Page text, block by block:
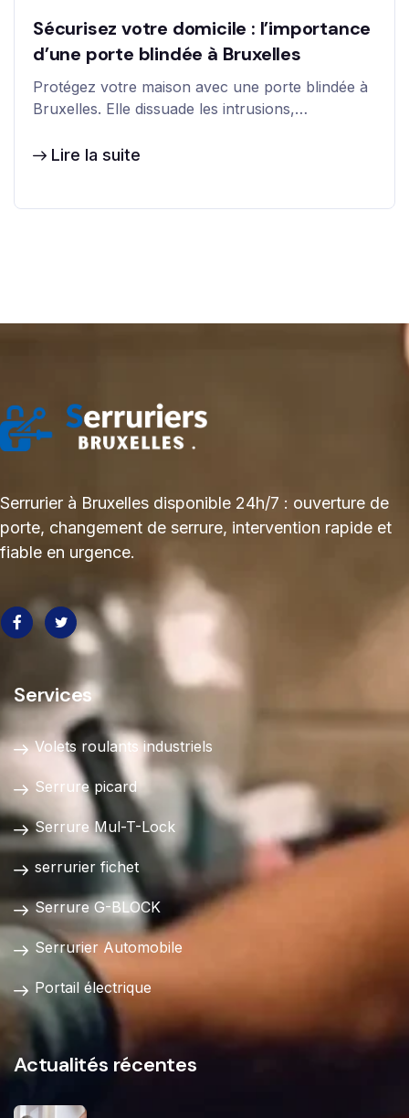
Sécurisez votre domicile : l’importance
d’une porte blindée à Bruxelles
Protégez votre maison avec une porte blindée à
Bruxelles. Elle dissuade les intrusions,…
Lire la suite
Serrurier à Bruxelles disponible 24h/7 : ouverture de
porte, changement de serrure, intervention rapide et
fiable en urgence.
Services
Volets roulants industriels
Serrure picard
Serrure Mul-T-Lock
serrurier fichet
Serrure G-BLOCK
Serrurier Automobile
Portail électrique
Actualités récentes